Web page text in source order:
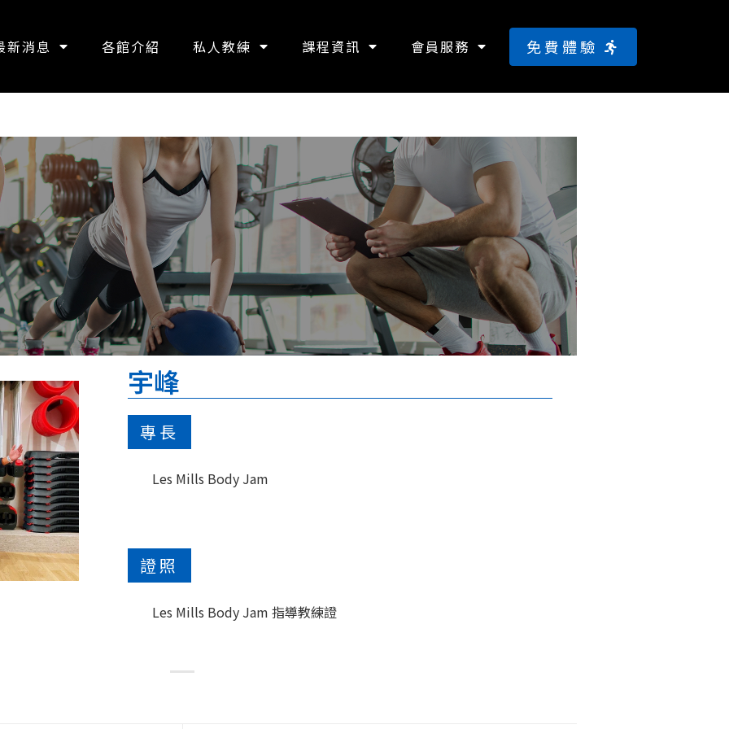
新消息 各館介紹 私人教練 課程資訊 會員服務 免費體驗
宇峰
專長
Les Mills Body Jam
證照
Les Mills Body Jam 指導教練證